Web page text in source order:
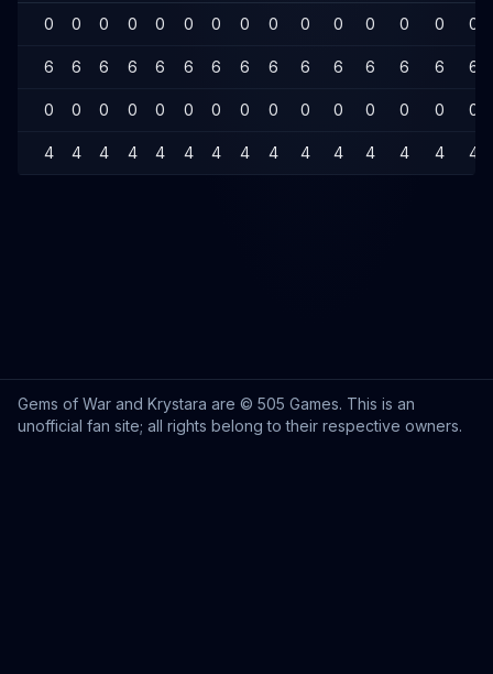
0 0 0 0 0 0 0 0 0 0 0 0 0 0 0
6 6 6 6 6 6 6 6 6 6 6 6 6 6 6
0 0 0 0 0 0 0 0 0 0 0 0 0 0 0
4 4 4 4 4 4 4 4 4 4 4 4 4 4 4
Gems of War and Krystara are © 505 Games. This is an
unofficial fan site; all rights belong to their respective owners.